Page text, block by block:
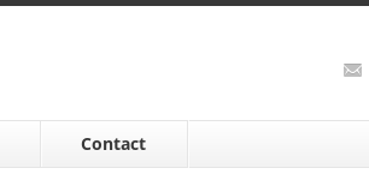
Contact